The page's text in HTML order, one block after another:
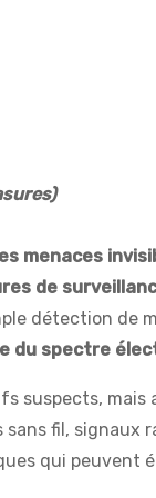
menaces
de
détection de
du spectre
suspects, mais
fil, signaux
qui peuvent